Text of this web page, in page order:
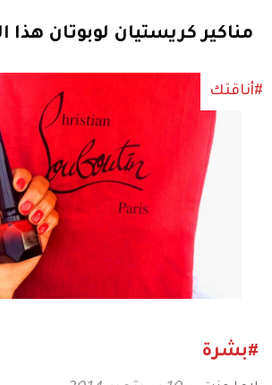
مناكير كريستيان لوبوتان
#أناقتك
#بشرة